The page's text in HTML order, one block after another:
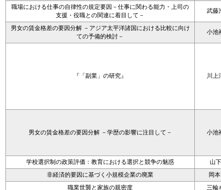
職場における仕事の自律性の規定要因－仕事に関わる能力・上司の
支援・役職との関連に着目して－
武藤
男女の賃金格差の要因分解 －アジア太平洋諸国における比較に向け
ての予備的検討－
小池
『「副業」の研究』 川上
男女の賃金格差の要因分解 －学歴の影響に注目して－ 小池
学校選択制の政策評価：教育における選択と競争の魅惑
山
非経済的要因に基づく小規模企業の廃業
岡
職業世襲と家族の親密度
三輪